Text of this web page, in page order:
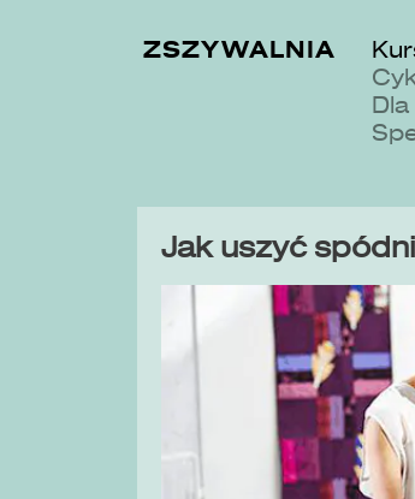
ZSZYWALNIA
Jak uszyć